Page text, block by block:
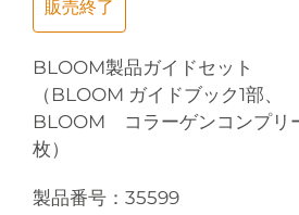
販売終了
BLOOM製品ガイドセット
（BLOOM ガイドブック1部、
BLOOM コラーゲンコンプリ
枚）
製品番号：35599